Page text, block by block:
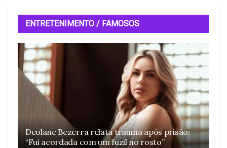
ENTRETENIMENTO / FAMOSOS
Deolane Bezerra relata trauma após prisão:
“Fui acordada com um fuzil no rosto”